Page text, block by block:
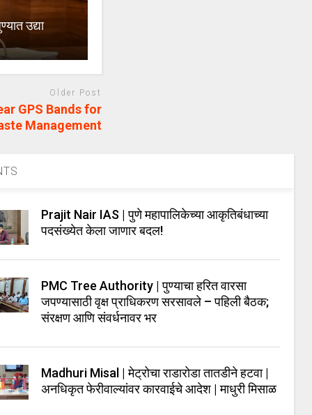
उद्या
Older Post
GPS Bands for
Management
Prajit Nair IAS | पुणे महापालिकेच्या आकृतिबंधाच्या
पदसंख्येत केला जाणार बदल!
PMC Tree Authority | पुण्याचा हरित वारसा
जपण्यासाठी वृक्ष प्राधिकरण सरसावले – पहिली बैठक;
संरक्षण आणि संवर्धनावर भर
Madhuri Misal | मेट्रोचा राडारोडा तातडीने हटवा |
अनधिकृत फेरीवाल्यांवर कारवाईचे आदेश | माधुरी मिसाळ